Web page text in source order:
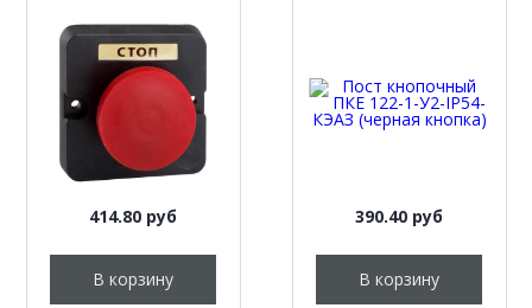
414.80 руб
В корзину
390.40 руб
В корзину